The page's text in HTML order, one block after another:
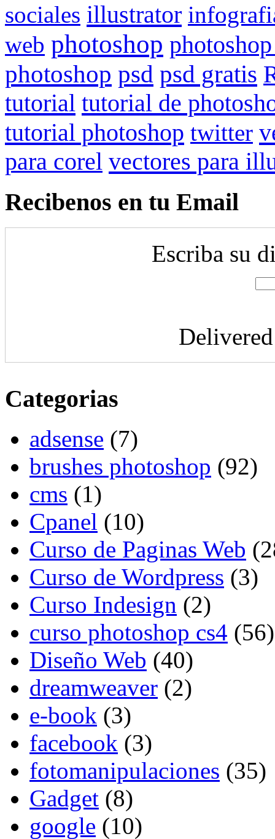
sociales illustrator
web photoshop
photoshop psd psd gratis
tutorial tutorial de
tutorial photoshop twitter
para corel vectores para
Recibenos en tu Email
Escriba su
Categorias
adsense (7)
brushes photoshop (92)
cms (1)
Cpanel (10)
Curso de Paginas Web
Curso de Wordpress (3)
Curso Indesign (2)
curso photoshop cs4 (56)
Diseño Web (40)
dreamweaver (2)
e-book (3)
facebook (3)
fotomanipulaciones (35)
Gadget (8)
google (10)